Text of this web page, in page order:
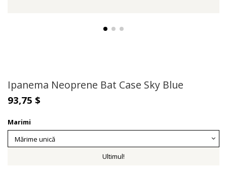
Ipanema Neoprene Bat Case Sky Blue
93,75 $
Marimi
Ultimul!